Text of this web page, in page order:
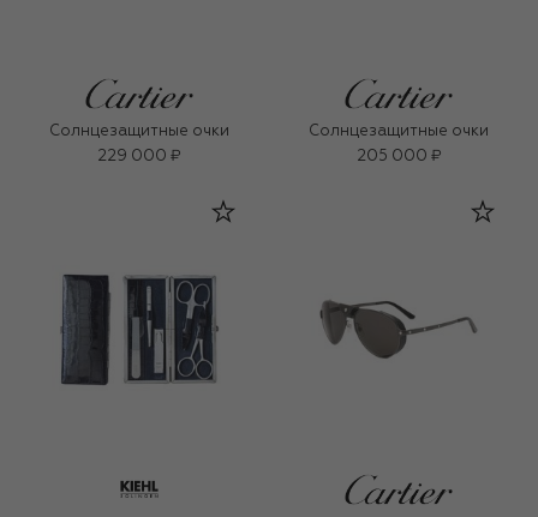
Солнцезащитные очки
229 000 ₽
Солнцезащитные очки
205 000 ₽